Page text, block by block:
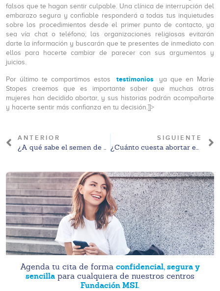
falsos que te hagan sentir culpable. Una clínica de interrupción del
embarazo segura y confiable responderá a todas tus inquietudes
sobre los procedimientos desde el primer punto de contacto, ya
sea vía chat o teléfono; las organizaciones religiosas evitarán
darte la información y buscarán que te presentes de inmediato con
ellos para hacerte cambiar de parecer con sus argumentos y
juicios.
Por último te compartimos estos testimonios
ya que en Marie
Stopes creemos que es importante saber que muchas otras
mujeres han decidido abortar, y sus historias podrán acompañarte
y hacerte sentir más confianza en tu decisión.]]>
ANTERIOR
¿A qué sabe el semen de un hombre con vasectomía?
SIGUIENTE
¿Cuánto cuesta abortar en México?
Agenda tu cita de forma confidencial, segura y
sencilla para cualquiera de nuestros centros
Fundación MSI.